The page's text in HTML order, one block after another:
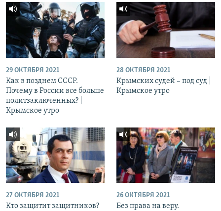
29 ОКТЯБРЯ 2021
Как в позднем СССР.
Почему в России все больше
политзаключенных? |
Крымское утро
28 ОКТЯБРЯ 2021
Крымских судей – под суд |
Крымское утро
27 ОКТЯБРЯ 2021
Кто защитит защитников?
26 ОКТЯБРЯ 2021
Без права на веру.